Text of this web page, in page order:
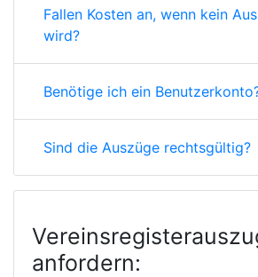
Fallen Kosten an, wenn kein
wird?
Benötige ich ein
Sind die Auszüge rechtsgültig?
anfordern: